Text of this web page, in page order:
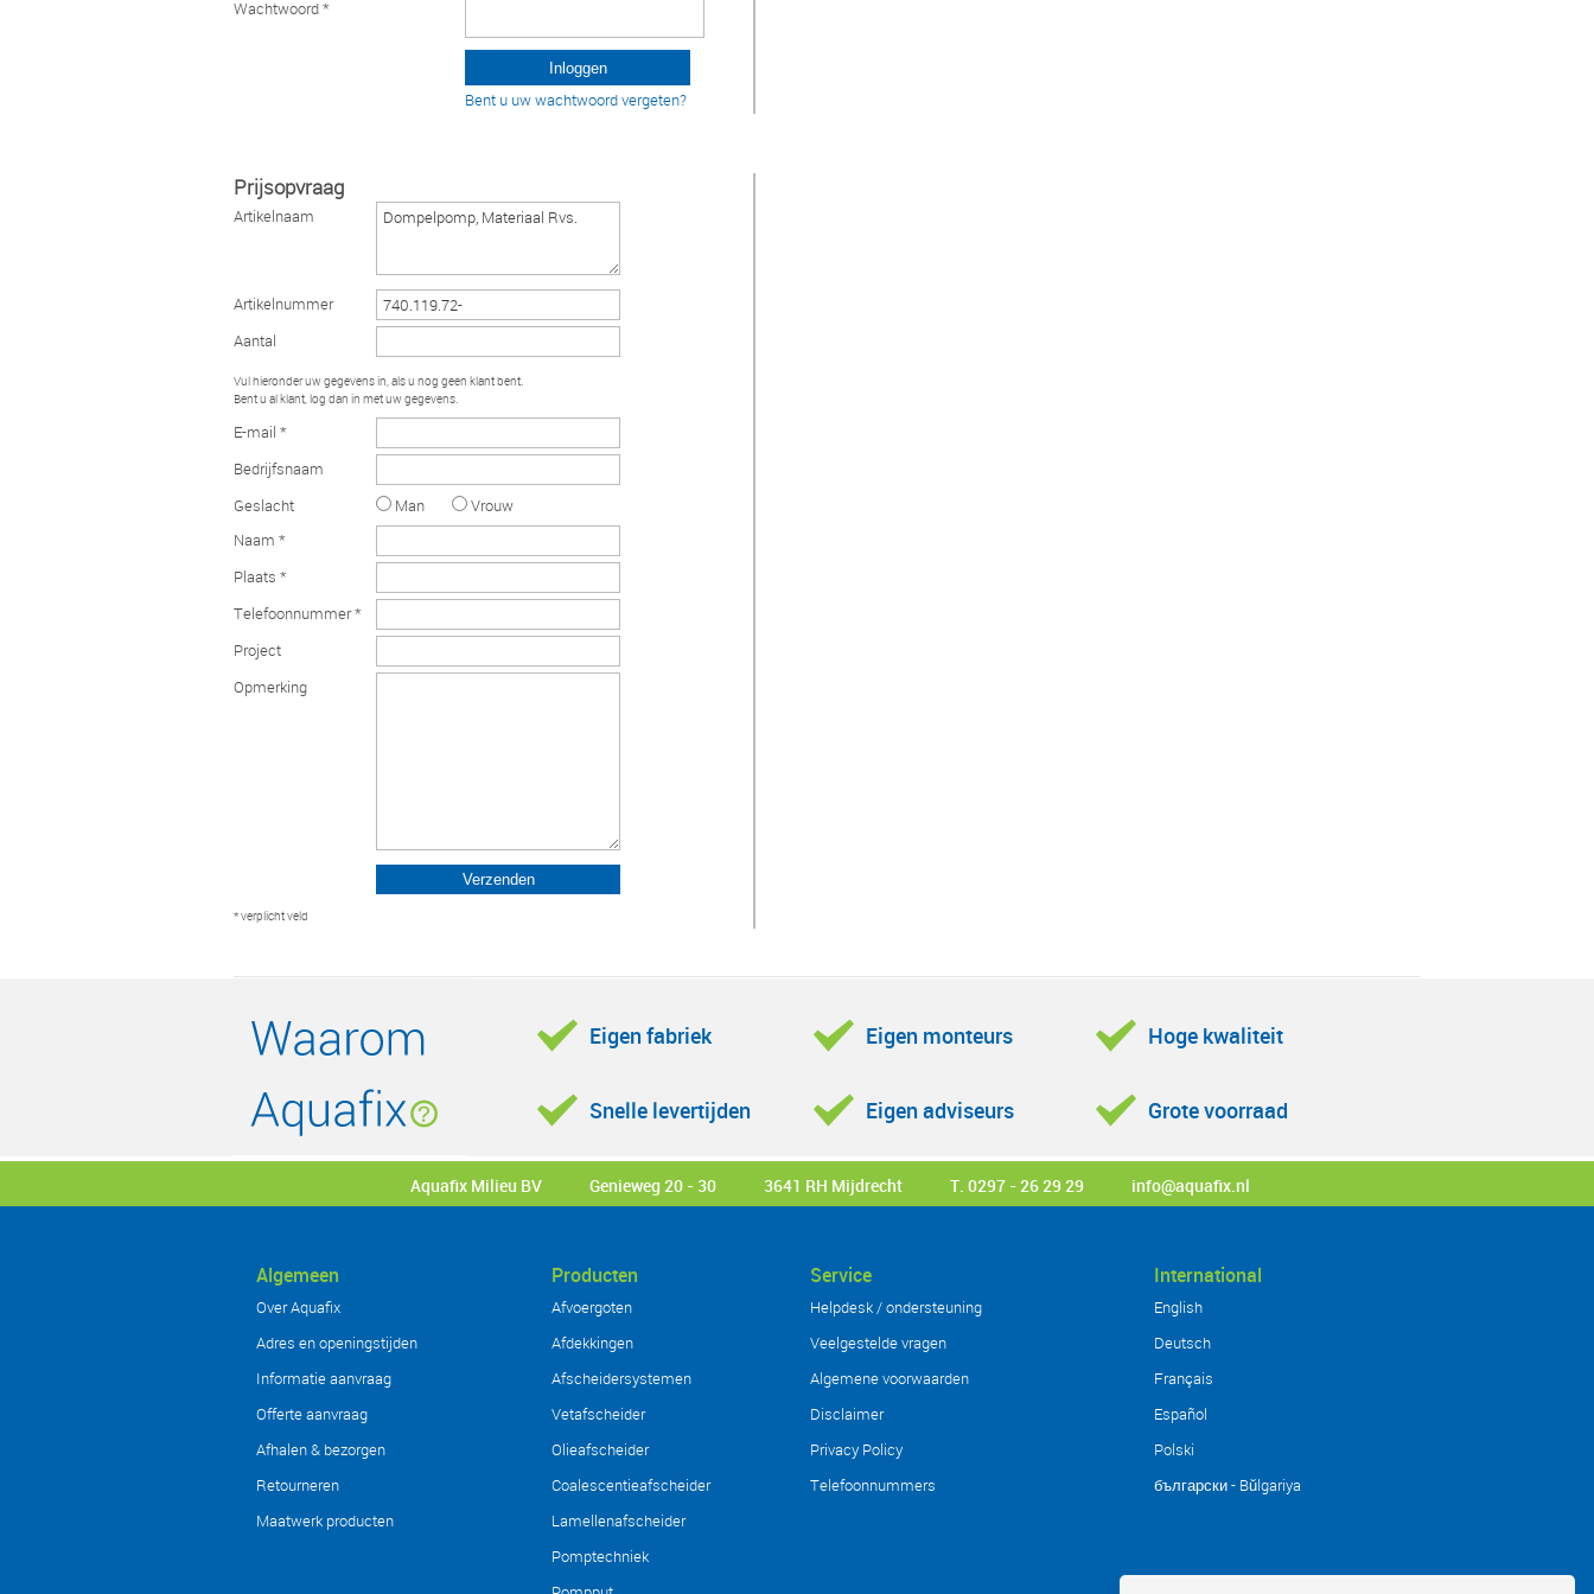
Wachtwoord *
Bent u uw wachtwoord vergeten?
Prijsopvraag
Artikelnaam
Artikelnummer
Aantal
Vul hieronder uw gegevens in, als u nog geen klant bent.
Bent u al klant, log dan in met uw gegevens.
E-mail *
Bedrijfsnaam
Geslacht
Man
Vrouw
Naam *
Plaats *
Telefoonnummer *
Project
Opmerking
* verplicht veld
Eigen fabriek Eigen monteurs Hoge kwaliteit
Snelle levertijden Eigen adviseurs Grote voorraad
Aquafix Milieu BV Genieweg 20 - 30 3641 RH Mijdrecht T. 0297 - 26 29 29 info@aquafix.nl
Algemeen
Over Aquafix
Adres en openingstijden
Informatie aanvraag
Offerte aanvraag
Afhalen & bezorgen
Retourneren
Maatwerk producten
Producten
Afvoergoten
Afdekkingen
Afscheidersystemen
Vetafscheider
Olieafscheider
Coalescentieafscheider
Lamellenafscheider
Pomptechniek
Service
Helpdesk / ondersteuning
Veelgestelde vragen
Algemene voorwaarden
Disclaimer
Privacy Policy
Telefoonnummers
International
English
Deutsch
Français
Español
Polski
български - Bŭlgariya